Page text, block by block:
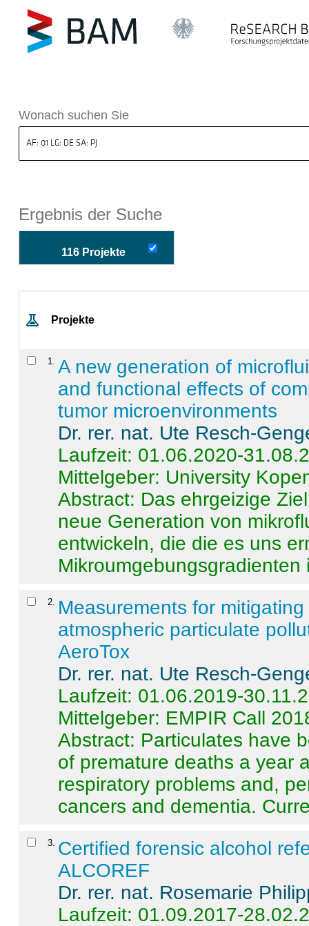
BAM
Wonach suchen Sie
Ergebnis der Suche
116 Projekte
Projekte
1
A new generation of
and functional effects of
tumor microenvironments
Dr. rer. nat. Ute Resch-
Laufzeit: 01.06.2020-
Mittelgeber: University
Abstract: Das ehrgeizige
neue Generation von
entwickeln, die die es uns
Mikroumgebungsgradienten
2
Measurements for
atmospheric particulate
AeroTox
Dr. rer. nat. Ute Resch-
Laufzeit: 01.06.2019-
Mittelgeber: EMPIR Call
Abstract: Particulates have
of premature deaths a year
respiratory problems and,
cancers and dementia.
3 Certified forensic alcohol
ALCOREF
Dr. rer. nat. Rosemarie
Laufzeit: 01.09.2017-